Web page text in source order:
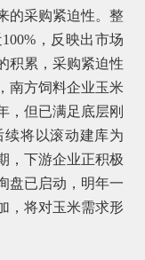
的采购紧迫性。整
，反映出市场
积累，采购紧迫性
南方饲料企业玉米
，但已满足底层刚
将以滚动建库为
，下游企业正积极
盘已启动，明年一
，将对玉米需求形